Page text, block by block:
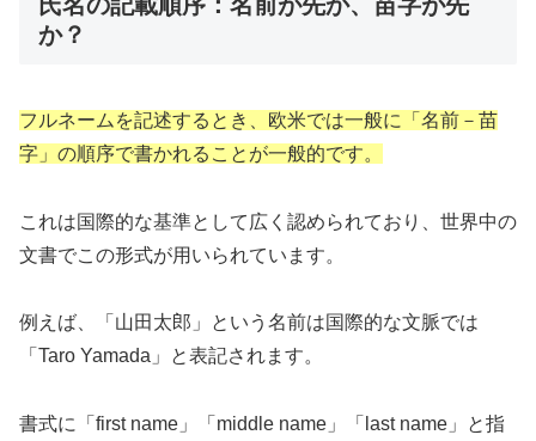
か？
フルネームを記述するとき、欧米では一般に「名前－苗
字」の順序で書かれることが一般的です。
これは国際的な基準として広く認められており、世界中の
文書でこの形式が用いられています。
例えば、「山田太郎」という名前は国際的な文脈では
「Taro Yamada」と表記されます。
書式に「first name」「middle name」「last name」と指